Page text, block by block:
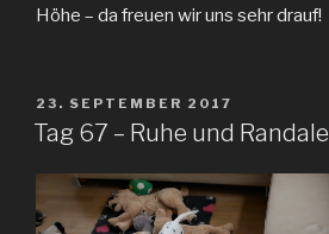
Höhe – da freuen wir uns sehr drauf!
VERÖFFENTLICHT
AM
23. SEPTEMBER 2017
Tag 67 – Ruhe und Randale
Video-
Player